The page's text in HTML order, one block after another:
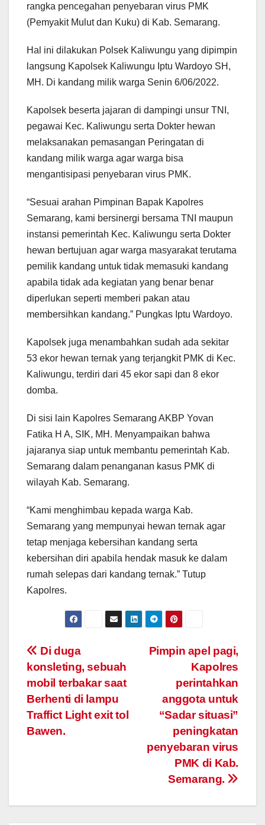
rangka pencegahan penyebaran virus PMK
(Pemyakit Mulut dan Kuku) di Kab. Semarang.
Hal ini dilakukan Polsek Kaliwungu yang dipimpin
langsung Kapolsek Kaliwungu Iptu Wardoyo SH,
MH. Di kandang milik warga Senin 6/06/2022.
Kapolsek beserta jajaran di dampingi unsur TNI,
pegawai Kec. Kaliwungu serta Dokter hewan
melaksanakan pemasangan Peringatan di
kandang milik warga agar warga bisa
mengantisipasi penyebaran virus PMK.
“Sesuai arahan Pimpinan Bapak Kapolres
Semarang, kami bersinergi bersama TNI maupun
instansi pemerintah Kec. Kaliwungu serta Dokter
hewan bertujuan agar warga masyarakat terutama
pemilik kandang untuk tidak memasuki kandang
apabila tidak ada kegiatan yang benar benar
diperlukan seperti memberi pakan atau
membersihkan kandang.” Pungkas Iptu Wardoyo.
Kapolsek juga menambahkan sudah ada sekitar
53 ekor hewan ternak yang terjangkit PMK di Kec.
Kaliwungu, terdiri dari 45 ekor sapi dan 8 ekor
domba.
Di sisi lain Kapolres Semarang AKBP Yovan
Fatika H A, SIK, MH. Menyampaikan bahwa
jajaranya siap untuk membantu pemerintah Kab.
Semarang dalam penanganan kasus PMK di
wilayah Kab. Semarang.
“Kami menghimbau kepada warga Kab.
Semarang yang mempunyai hewan ternak agar
tetap menjaga kebersihan kandang serta
kebersihan diri apabila hendak masuk ke dalam
rumah selepas dari kandang ternak.” Tutup
Kapolres.
Post
navigation
Pimpin apel pagi,
Kapolres
perintahkan
anggota untuk
“Sadar situasi”
peningkatan
penyebaran virus
PMK di Kab.
Semarang.
Di duga
konsleting, sebuah
mobil terbakar saat
Berhenti di lampu
Traffict Light exit tol
Bawen.